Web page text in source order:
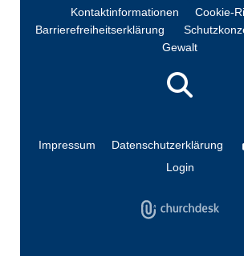
Kontaktinformationen
Cookie-
Barrierefreiheitserklärung
Gewalt
Impressum Datenschutzerklärung
Login